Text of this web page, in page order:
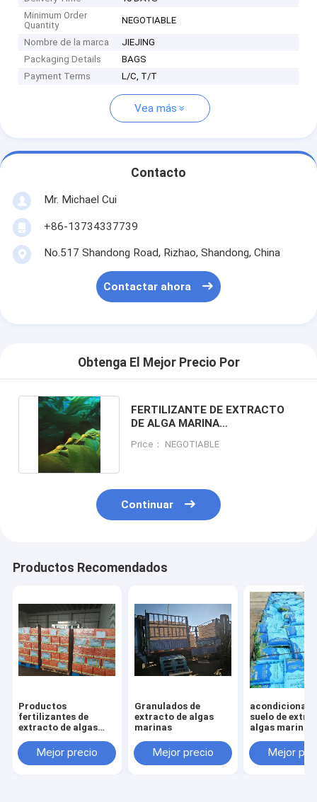
Minimum Order
Quantity
NEGOTIABLE
Nombre de la marca
JIEJING
Packaging Details
BAGS
Payment Terms
L/C, T/T
Vea más
Contacto
Mr. Michael Cui
+86-13734337739
No.517 Shandong Road, Rizhao, Shandong, China
Contactar ahora
Obtenga El Mejor Precio Por
FERTILIZANTE DE EXTRACTO
DE ALGA MARINA
Price： NEGOTIABLE
Continuar
Productos Recomendados
Productos
fertilizantes de
extracto de algas
Mejor precio
Granulados de
extracto de algas
marinas
Mejor precio
suelo de
algas marinas
Mejor